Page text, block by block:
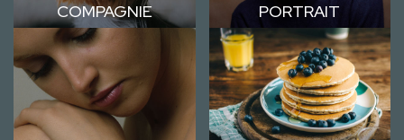
COMPAGNIE
PORTRAIT